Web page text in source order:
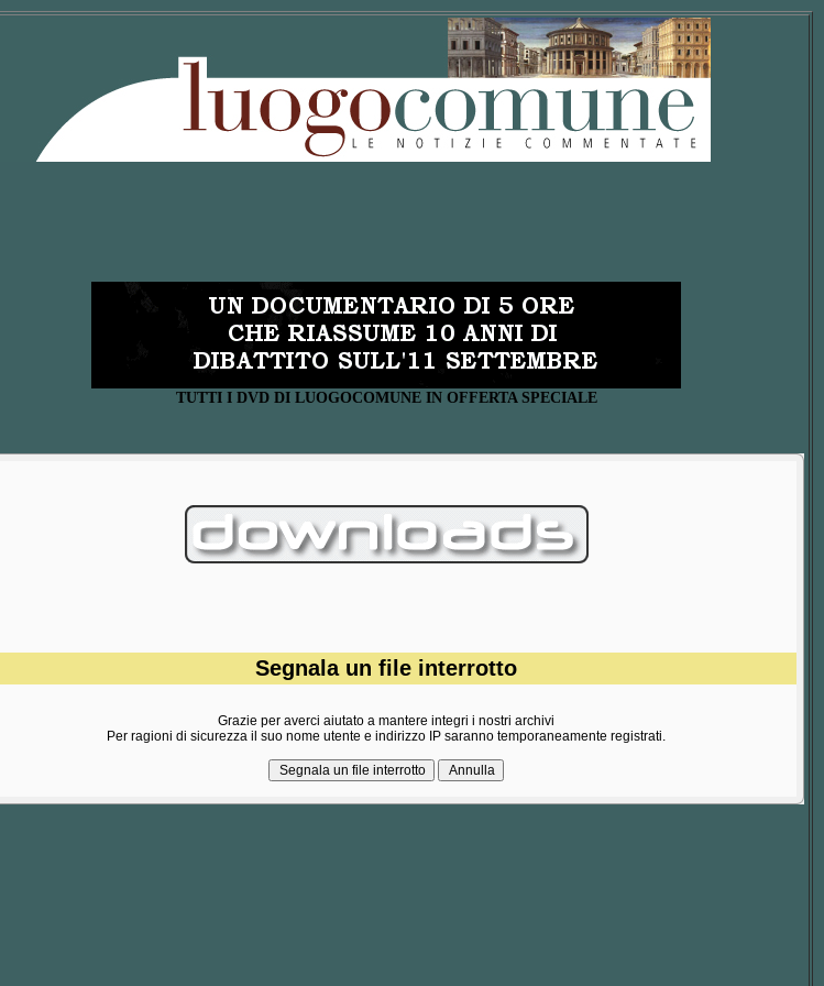
TUTTI I DVD DI LUOGOCOMUNE IN OFFERTA SPECIALE
Segnala un file interrotto
Grazie per averci aiutato a mantere integri i nostri archivi
Per ragioni di sicurezza il suo nome utente e indirizzo IP saranno temporaneamente registrati.